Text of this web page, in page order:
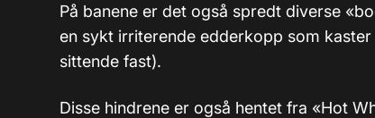
På banene er det også spredt diverse
en sykt irriterende edderkopp som
sittende fast).
Disse hindrene er også hentet fra «Hot